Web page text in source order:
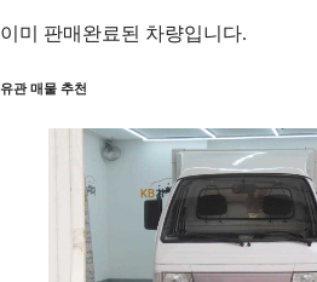
이미 판매완료된 차량입니다.
유관 매물 추천